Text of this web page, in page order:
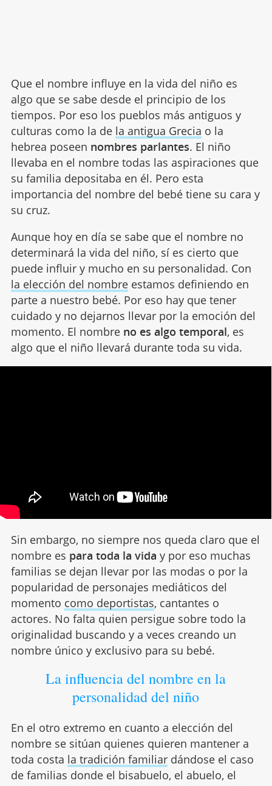
Que el nombre influye en la vida del niño es
algo que se sabe desde el principio de los
tiempos. Por eso los pueblos más antiguos y
culturas como la de la antigua Grecia o la
hebrea poseen nombres parlantes. El niño
llevaba en el nombre todas las aspiraciones que
su familia depositaba en él. Pero esta
importancia del nombre del bebé tiene su cara y
su cruz.
Aunque hoy en día se sabe que el nombre no
determinará la vida del niño, sí es cierto que
puede influir y mucho en su personalidad. Con
la elección del nombreestamos definiendo en
parte a nuestro bebé. Por eso hay que tener
cuidado y no dejarnos llevar por la emoción del
momento. El nombre no es algo temporal, es
algo que el niño llevará durante toda su vida.
Sin embargo, no siempre nos queda claro que el
nombre es para toda la vida y por eso muchas
familias se dejan llevar por las modas o por la
popularidad de personajes mediáticos del
momento como deportistas, cantantes o
actores. No falta quien persigue sobre todo la
originalidad buscando y a veces creando un
nombre único y exclusivo para su bebé.
La influencia del nombre en la
personalidad del niño
En el otro extremo en cuanto a elección del
nombre se sitúan quienes quieren mantener a
toda costa la tradición familiardándose el caso
de familias donde el bisabuelo, el abuelo, el